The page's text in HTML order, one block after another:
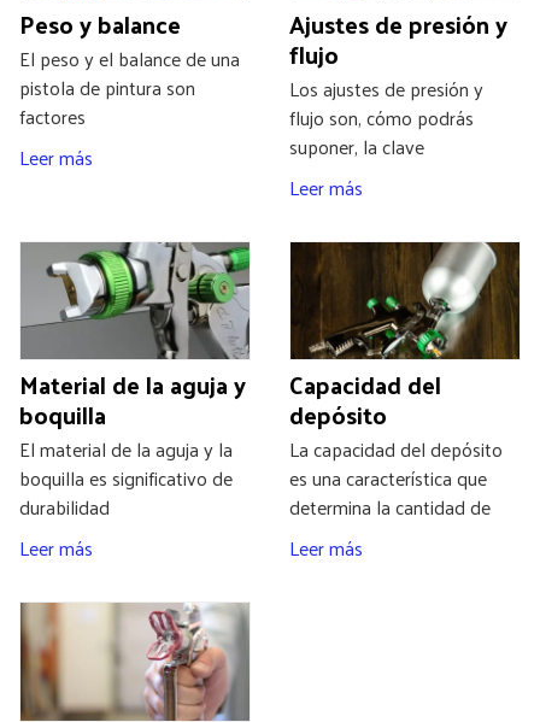
Peso y balance
El peso y el balance de una
pistola de pintura son
factores
Leer más
Ajustes de presión y
flujo
Los ajustes de presión y
flujo son, cómo podrás
suponer, la clave
Leer más
Material de la aguja y
boquilla
El material de la aguja y la
boquilla es significativo de
durabilidad
Leer más
Capacidad del
depósito
La capacidad del depósito
es una característica que
determina la cantidad de
Leer más